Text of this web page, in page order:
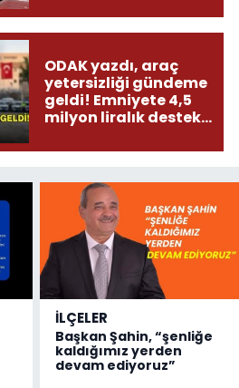
ODAK yazdı, araç
yetersizliği gündeme
geldi! Emniyete 4,5
milyon liralık destek
İLÇELER
Başkan Şahin, “şenliğe
kaldığımız yerden
devam ediyoruz”